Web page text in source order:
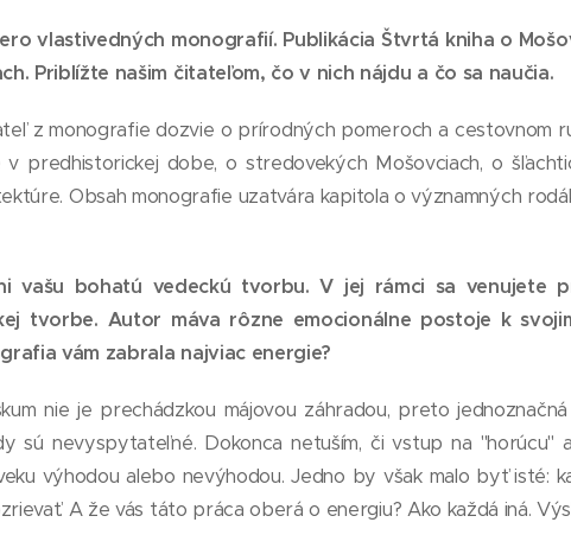
vlastivedných monografií. Publikácia Štvrtá kniha o
Priblížte našim čitateľom, čo v nich nájdu a čo sa naučia.
z monografie dozvie o prírodných pomeroch a cestovnom
predhistorickej dobe, o stredovekých Mošovciach, o
Obsah monografie uzatvára kapitola o významných
vašu bohatú vedeckú tvorbu. V jej rámci sa venujete
tvorbe. Autor máva rôzne emocionálne postoje k
vám zabrala najviac energie?
nie je prechádzkou májovou záhradou, preto
sú nevyspytateľné. Dokonca netuším, či vstup na "horúcu"
výhodou alebo nevýhodou. Jedno by však malo byť isté:
A že vás táto práca oberá o energiu? Ako každá iná.